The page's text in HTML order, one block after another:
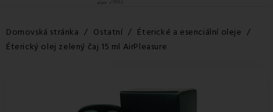
Domovská stránka Ostatní
Éterické a esenciální oleje
Éterický olej zelený čaj 15 ml AirPleasure